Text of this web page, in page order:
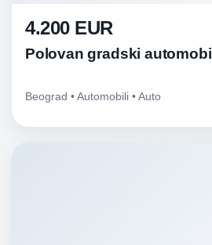
4.200 EUR
Polovan gradski automobil
Beograd • Automobili • Auto